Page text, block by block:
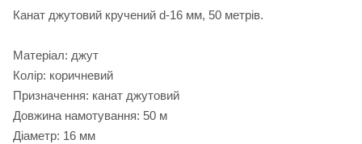
Канат джутовий кручений d-16 мм, 50 метрів.
Матеріал: джут
Колір: коричневий
Призначення: канат джутовий
Довжина намотування: 50 м
Діаметр: 16 мм